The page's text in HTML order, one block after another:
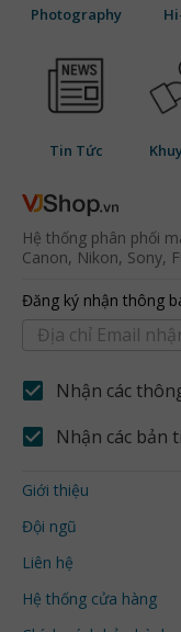
Photography
Tin Tức
Hệ thống phân phối
Canon, Nikon, Sony,
Đăng ký nhận thông
Nhận các
Nhận các bản
Giới thiệu
Đội ngũ
Liên hệ
Hệ thống cửa hàng